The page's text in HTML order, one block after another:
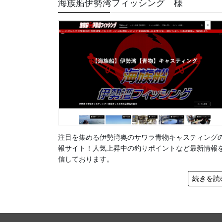
海族船伊勢湾フィッシング 様
注目を集める伊勢湾奥のサワラ青物キャスティング
報サイト！人気上昇中の釣りポイントなど最新情報
信しております。
続きを読